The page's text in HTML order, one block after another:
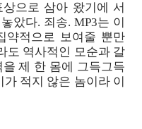
으로 삼아 왔기에 서
았다. 죄송. MP3는 이
약적으로 보여줄 뿐만
도 역사적인 모순과 갈
제 한 몸에 그득그득
적지 않은 놈이라 이